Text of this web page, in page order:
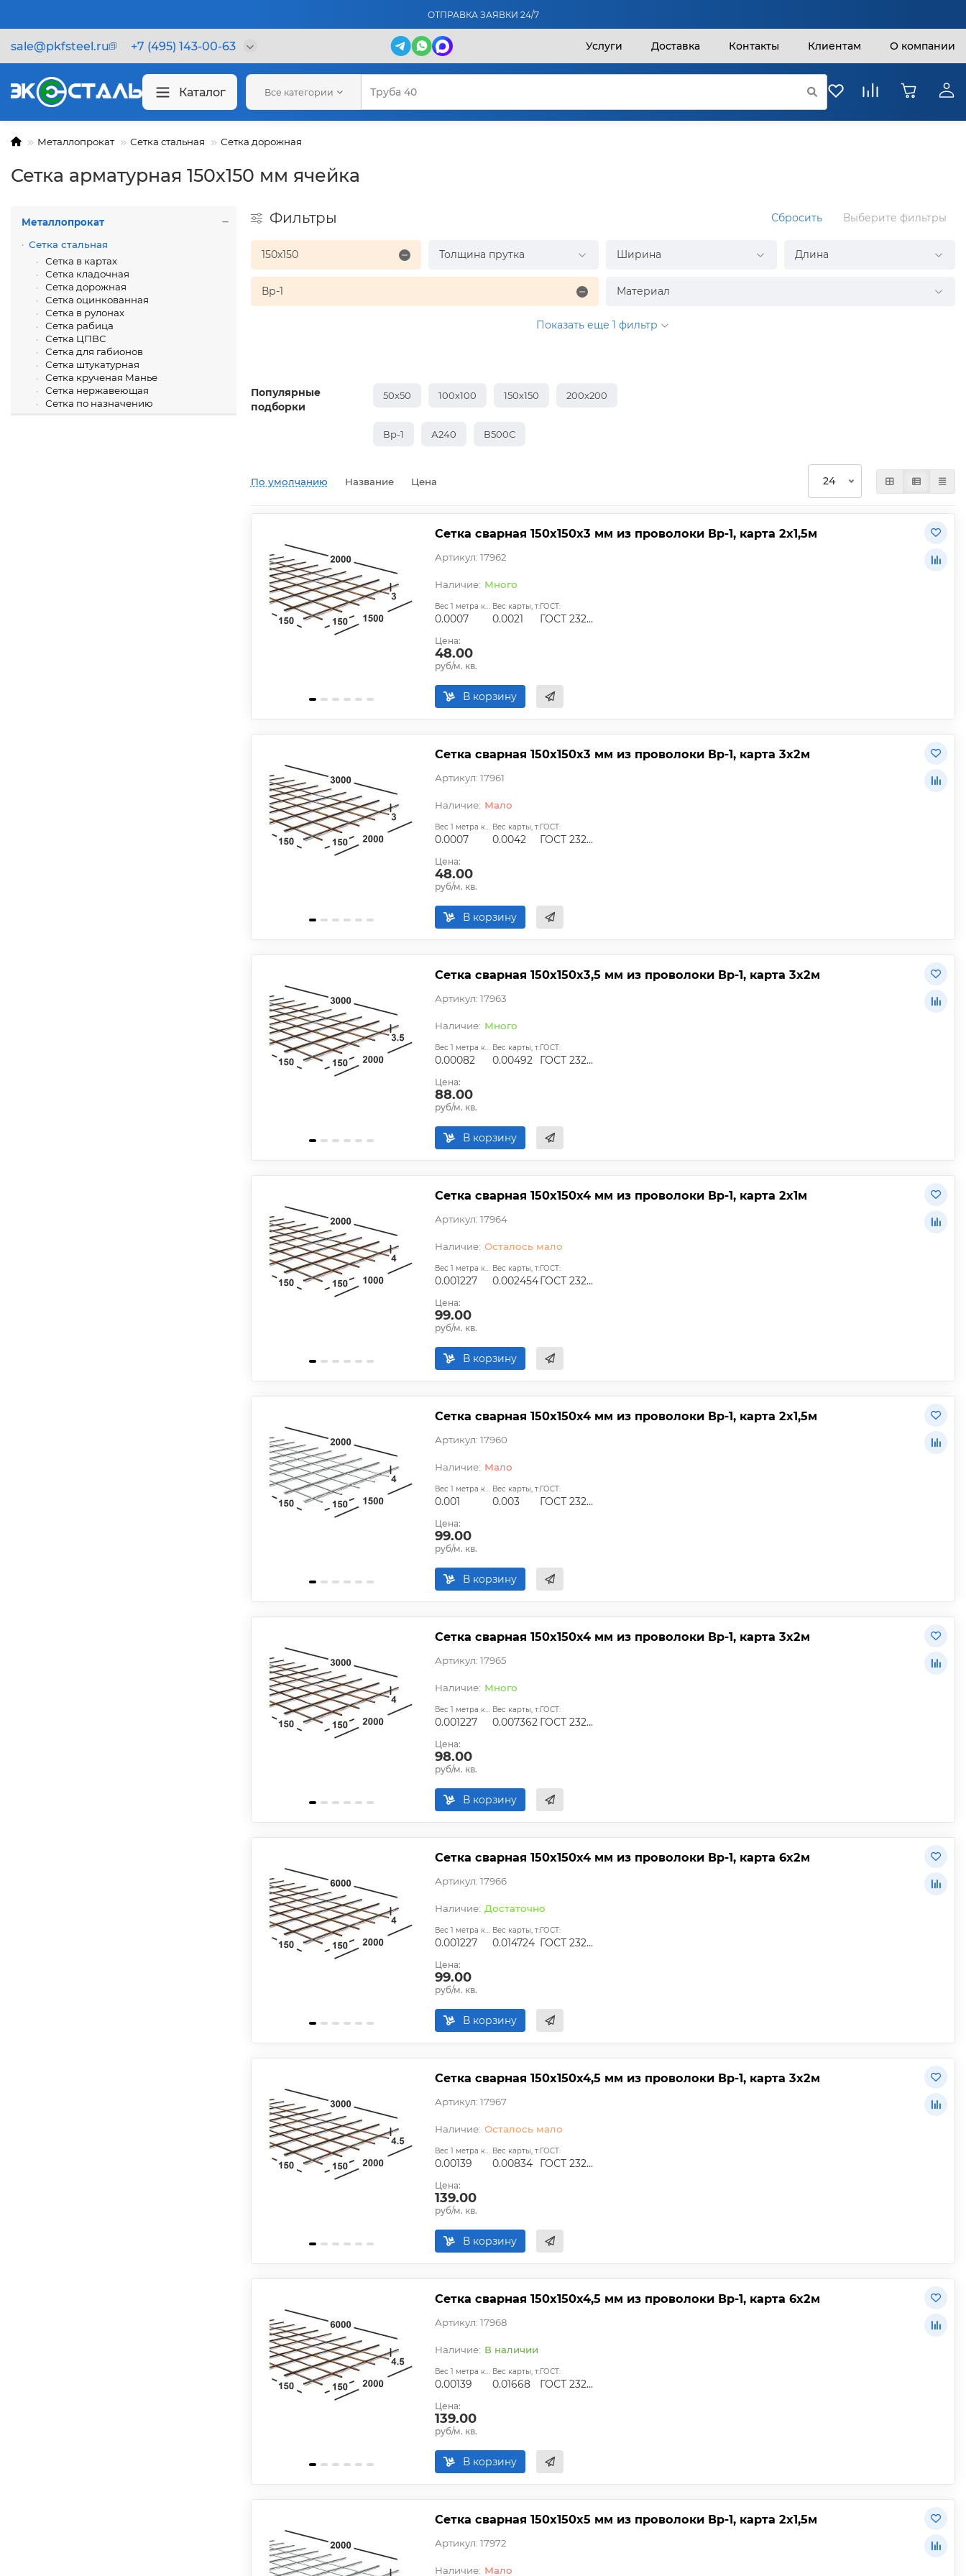
ОТПРАВКА ЗАЯВКИ 24/7
sale@pkfsteel.ru +7 (495) 143-00-63 Услуги Доставка Контакты Клиентам О компании
Каталог Все категории
Металлопрокат Сетка стальная Сетка дорожная
Сетка арматурная 150х150 мм ячейка
Металлопрокат
Сетка стальная
Сетка в картах
Сетка кладочная
Сетка дорожная
Сетка оцинкованная
Сетка в рулонах
Сетка рабица
Сетка ЦПВС
Сетка для габионов
Сетка штукатурная
Сетка крученая Манье
Сетка нержавеющая
Сетка по назначению
Фильтры Сбросить Выберите фильтры
150х150 Толщина прутка Ширина Длина
Вр-1 Материал
Показать еще 1 фильтр
Популярные
подборки
50х50 100х100 150х150 200х200
Вр-1 А240 В500С
По умолчанию Название Цена
Сетка сварная 150х150х3 мм из проволоки Вр-1, карта 2х1,5м
Артикул: 17962
Много
Вес 1 метра квадратного, т:
0.0007
Вес карты, т:
0.0021
ГОСТ:
ГОСТ 23279-2012, ТУ
Цена:
48.00
руб/м. кв.
В корзину
Сетка сварная 150х150х3 мм из проволоки Вр-1, карта 3х2м
Артикул: 17961
Мало
Вес 1 метра квадратного, т:
0.0007
Вес карты, т:
0.0042
ГОСТ:
ГОСТ 23279-2012, ТУ
Цена:
48.00
руб/м. кв.
В корзину
Сетка сварная 150х150х3,5 мм из проволоки Вр-1, карта 3х2м
Артикул: 17963
Много
Вес 1 метра квадратного, т:
0.00082
Вес карты, т:
0.00492
ГОСТ:
ГОСТ 23279-2012, ТУ
Цена:
88.00
руб/м. кв.
В корзину
Сетка сварная 150х150х4 мм из проволоки Вр-1, карта 2х1м
Артикул: 17964
Осталось мало
Вес 1 метра квадратного, т:
0.001227
Вес карты, т:
0.002454
ГОСТ:
ГОСТ 23279-2012, ТУ
Цена:
99.00
руб/м. кв.
В корзину
Сетка сварная 150х150х4 мм из проволоки Вр-1, карта 2х1,5м
Артикул: 17960
Мало
Вес 1 метра квадратного, т:
0.001
Вес карты, т:
0.003
ГОСТ:
ГОСТ 23279-2012, ТУ
Цена:
99.00
руб/м. кв.
В корзину
Сетка сварная 150х150х4 мм из проволоки Вр-1, карта 3х2м
Артикул: 17965
Много
Вес 1 метра квадратного, т:
0.001227
Вес карты, т:
0.007362
ГОСТ:
ГОСТ 23279-2012, ТУ
Цена:
98.00
руб/м. кв.
В корзину
Сетка сварная 150х150х4 мм из проволоки Вр-1, карта 6х2м
Артикул: 17966
Достаточно
Вес 1 метра квадратного, т:
0.001227
Вес карты, т:
0.014724
ГОСТ:
ГОСТ 23279-2012, ТУ
Цена:
99.00
руб/м. кв.
В корзину
Сетка сварная 150х150х4,5 мм из проволоки Вр-1, карта 3х2м
Артикул: 17967
Осталось мало
Вес 1 метра квадратного, т:
0.00139
Вес карты, т:
0.00834
ГОСТ:
ГОСТ 23279-2012, ТУ
Цена:
139.00
руб/м. кв.
В корзину
Сетка сварная 150х150х4,5 мм из проволоки Вр-1, карта 6х2м
Артикул: 17968
В наличии
Вес 1 метра квадратного, т:
0.00139
Вес карты, т:
0.01668
ГОСТ:
ГОСТ 23279-2012, ТУ
Цена:
139.00
руб/м. кв.
В корзину
Сетка сварная 150х150х5 мм из проволоки Вр-1, карта 2х1,5м
Артикул: 17972
Мало